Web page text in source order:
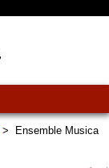
>
Ensemble Musica